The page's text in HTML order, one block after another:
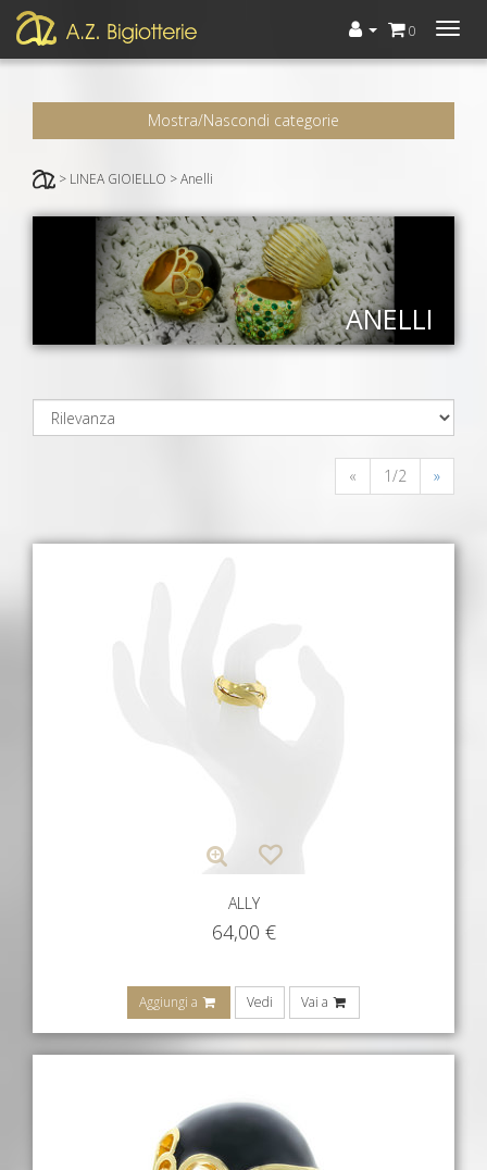
Menù
0
Mostra/Nascondi categorie
> LINEA GIOIELLO > Anelli
ANELLI
« 1/2 »
ALLY
64,00 €
Aggiungi a Vedi Vai a